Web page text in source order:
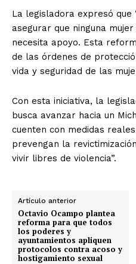
La legisladora expresó que
asegurar que ninguna
necesita apoyo. Esta
de las órdenes de
vida y seguridad de las
Con esta iniciativa, la
busca avanzar hacia un
cuenten con medidas
prevengan la
vivir libres de violencia”.
Artículo anterior
Octavio Ocampo plantea
reforma para que todos
los poderes y
ayuntamientos apliquen
protocolos contra acoso y
hostigamiento sexual